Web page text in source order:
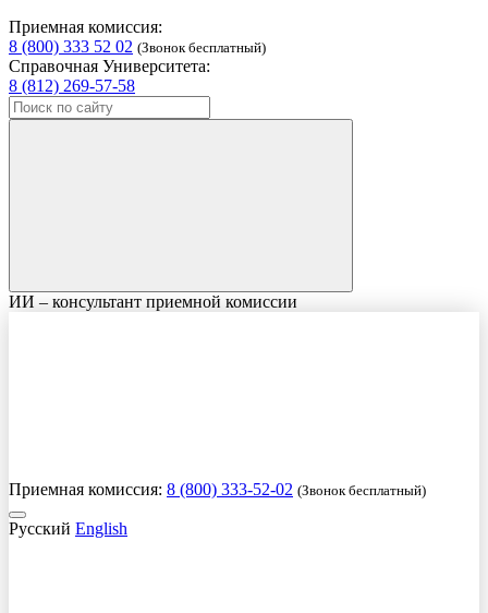
Приемная комиссия:
8 (800) 333 52 02 (Звонок бесплатный)
Справочная Университета:
8 (812) 269-57-58
ИИ – консультант приемной комиссии
Приемная комиссия: 8 (800) 333-52-02 (Звонок бесплатный)
Русский English